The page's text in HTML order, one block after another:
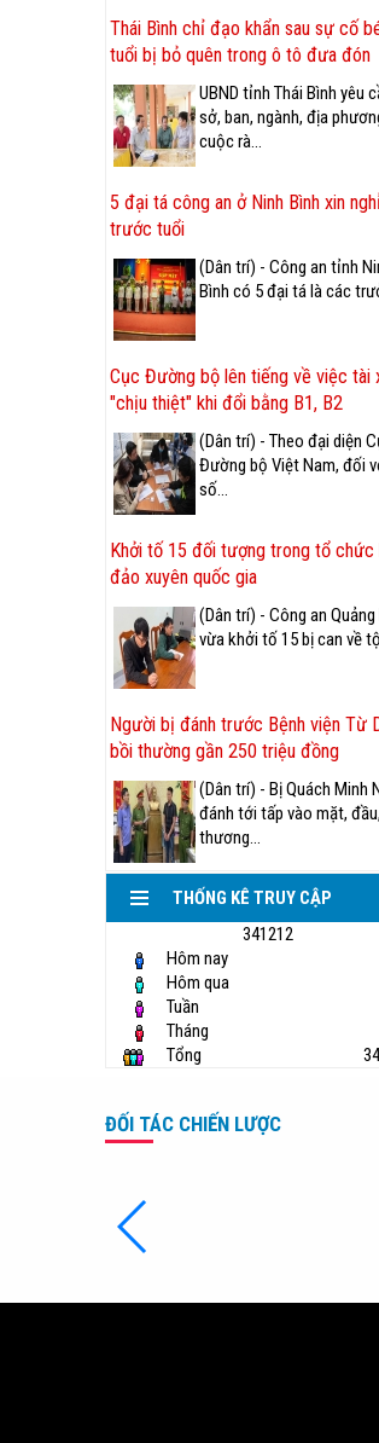
Thái Bình chỉ đạo khẩn sau sự cố
tuổi bị bỏ quên trong ô tô đưa đón
UBND tỉnh Thái Bình yêu
sở, ban, ngành, địa
cuộc rà...
5 đại tá công an ở Ninh Bình xin
trước tuổi
(Dân trí) - Công an tỉnh
Bình có 5 đại tá là các
Cục Đường bộ lên tiếng về việc tài
"chịu thiệt" khi đổi bằng B1, B2
(Dân trí) - Theo đại diện
Đường bộ Việt Nam, đối
số...
Khởi tố 15 đối tượng trong tổ chức
đảo xuyên quốc gia
(Dân trí) - Công an Quảng
vừa khởi tố 15 bị can về
Người bị đánh trước Bệnh viện Từ
bồi thường gần 250 triệu đồng
(Dân trí) - Bị Quách Minh
đánh tới tấp vào mặt,
thương...
THỐNG KÊ TRUY CẬP
341212
Hôm nay
Hôm qua
Tuần
Tháng
Tổng
ĐỐI TÁC CHIẾN LƯỢC